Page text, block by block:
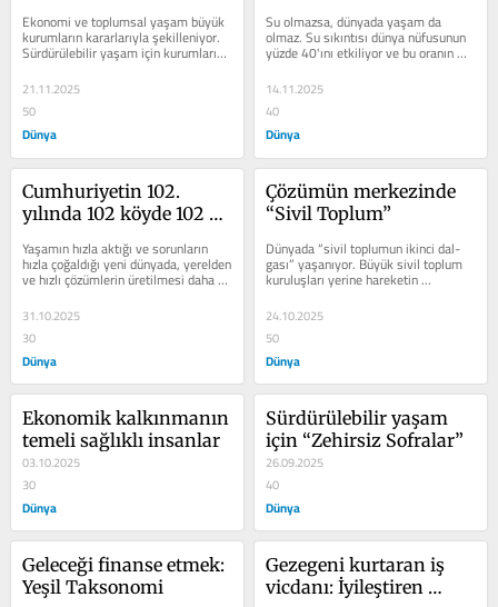
Ekonomi ve toplumsal yaşam büyük
kurumların kararlarıyla şekilleniyor.
Sürdürülebilir yaşam için kurumların
eş zamanlı olarak atacağı...
21.11.2025
50
Dünya
Su olmazsa, dünyada yaşam da
olmaz. Su sıkıntısı dünya nüfusunun
yüzde 40'ını etkiliyor ve bu oranın
artacağı tahmin edi­liyor. İnsan...
14.11.2025
40
Dünya
Cumhuriyetin 102.
yılında 102 köyde 102
Yaşamın hızla aktığı ve sorunların
hız­la çoğaldığı yeni dünyada, yerelden
ve hızlı çözümlerin üretilmesi daha da
31.10.2025
30
Dünya
Çözümün merkezinde
“Sivil Toplum”
Dünyada “sivil toplumun ikinci dal­
gası” yaşanıyor. Büyük sivil toplum
kuruluşları yerine hareketin
merkezinde küçük ama etkili...
24.10.2025
50
Dünya
Ekonomik kalkınmanın
temeli sağlıklı insanlar
03.10.2025
30
Dünya
Sürdürülebilir yaşam
için “Zehirsiz Sofralar”
26.09.2025
40
Dünya
Geleceği finanse etmek:
Yeşil Taksonomi
Gezegeni kurtaran iş
vicdanı: İyileştiren